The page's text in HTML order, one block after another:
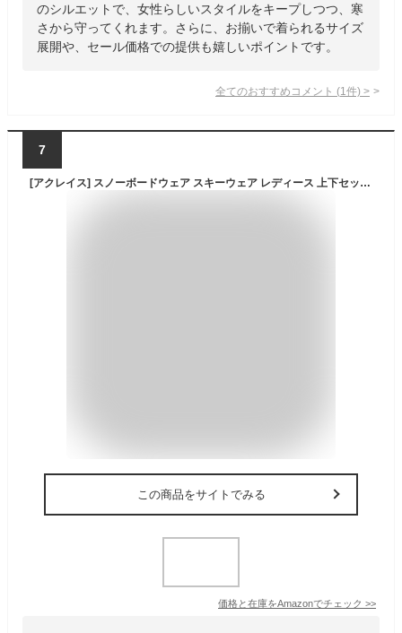
のシルエットで、女性らしいスタイルをキープしつつ、寒
さから守ってくれます。さらに、お揃いで着られるサイズ
展開や、セール価格での提供も嬉しいポイントです。
全てのおすすめコメント (1 件) >
7
[アクレイス] スノーボードウェア スキーウェア レディース 上下セット ユニセックス xs～m 3サイズ展開 al-ss2101-wmbl-lgy
この商品をサイトでみる
価格と在庫をAmazonでチェック >>